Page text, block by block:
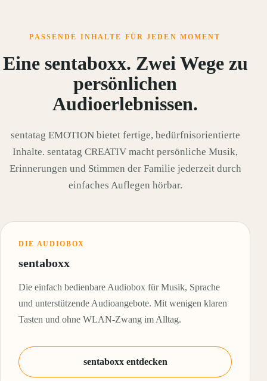
PASSENDE INHALTE FÜR JEDEN MOMENT
Eine sentaboxx. Zwei Wege zu
persönlichen
Audioerlebnissen.
sentatag EMOTION bietet fertige, bedürfnisorientierte
Inhalte. sentatag CREATIV macht persönliche Musik,
Erinnerungen und Stimmen der Familie jederzeit durch
einfaches Auflegen hörbar.
DIE AUDIOBOX
sentaboxx
Die einfach bedienbare Audiobox für Musik, Sprache
und unterstützende Audioangebote. Mit wenigen klaren
Tasten und ohne WLAN-Zwang im Alltag.
sentaboxx entdecken